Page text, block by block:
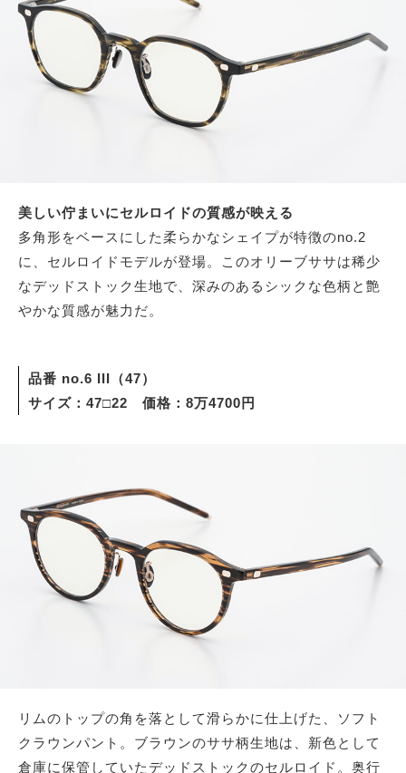
美しい佇まいにセルロイドの質感が映える
多角形をベースにした柔らかなシェイプが特徴のno.2
に、セルロイドモデルが登場。このオリーブササは稀少
なデッドストック生地で、深みのあるシックな色柄と艶
やかな質感が魅力だ。
品番 no.6 III（47）
サイズ：47□22 価格：8万4700円
リムのトップの角を落として滑らかに仕上げた、ソフト
クラウンパント。ブラウンのササ柄生地は、新色として
倉庫に保管していたデッドストックのセルロイド。奥行